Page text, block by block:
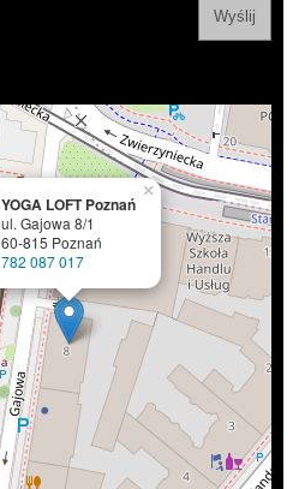
YOGA LOFT Poznań
ul. Gajowa 8/1
60-815 Poznań
782 087 017
×